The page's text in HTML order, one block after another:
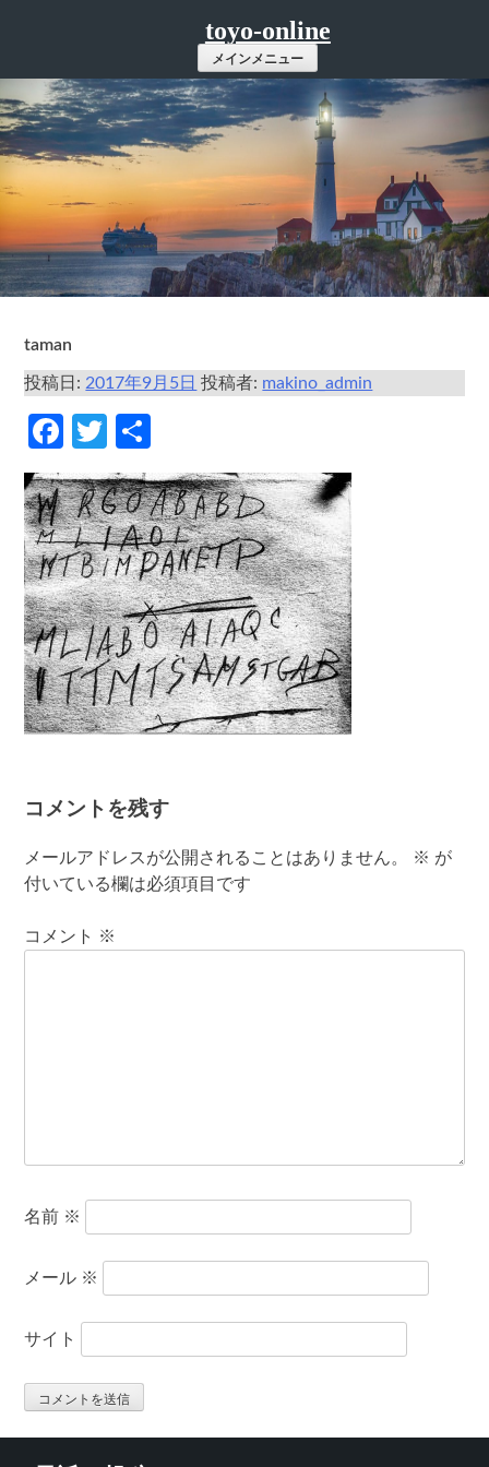
ツ
へ
ス
キ
ッ
プ
toyo-online
メインメニュー
taman
投稿日: 2017年9月5日 投稿者: makino_admin
Facebook
Twitter
有
コメントを残す
メールアドレスが公開されることはありません。 ※ が
付いている欄は必須項目です
コメント ※
名前 ※
メール ※
サイト